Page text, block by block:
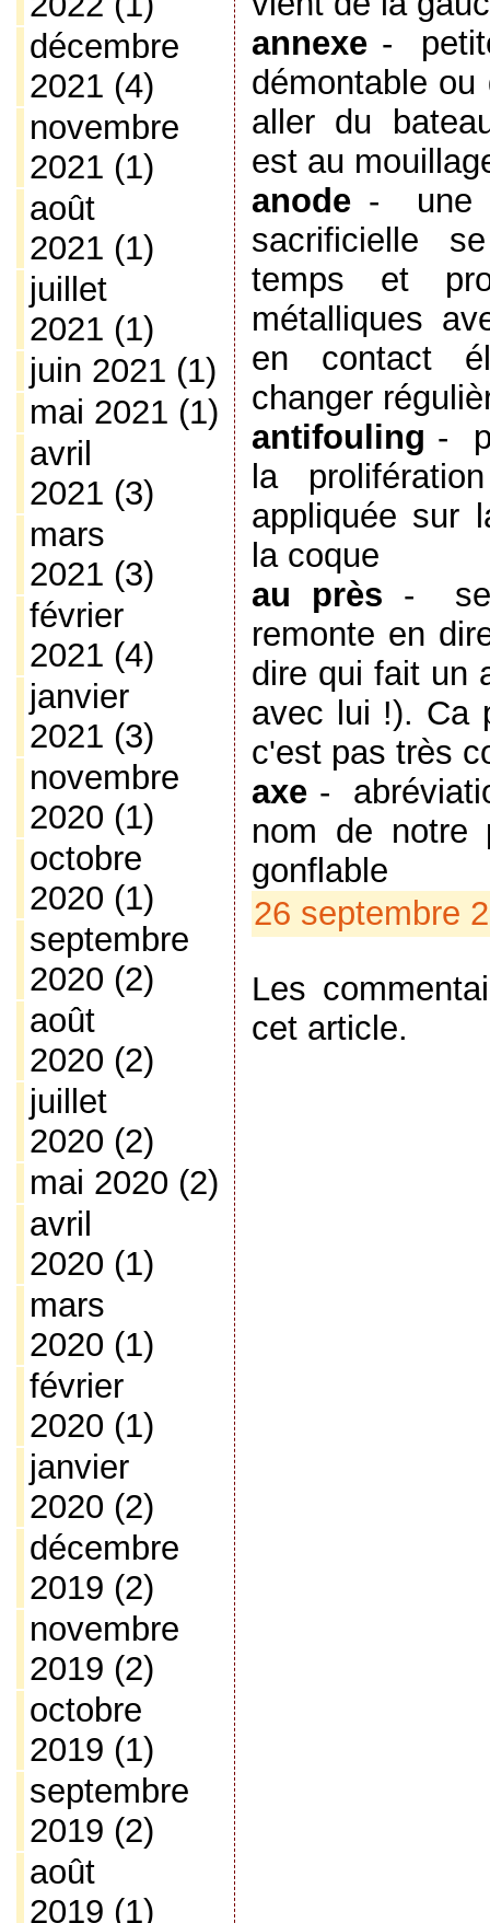
décembre
2021 (4)
novembre
2021 (1)
août
2021 (1)
juillet
2021 (1)
juin 2021 (1)
mai 2021 (1)
avril
2021 (3)
mars
2021 (3)
février
2021 (4)
janvier
2021 (3)
novembre
2020 (1)
octobre
2020 (1)
septembre
2020 (2)
août
2020 (2)
juillet
2020 (2)
mai 2020 (2)
avril
2020 (1)
mars
2020 (1)
février
2020 (1)
janvier
2020 (2)
décembre
2019 (2)
novembre
2019 (2)
octobre
2019 (1)
septembre
2019 (2)
août
2019 (1)
annexe-
démontable
aller du
est au
anode- une
sacrificielle
temps et
métalliques
en contact
changer
antifouling -
la
appliquée sur
la coque
au près -
remonte en
dire qui fait un
avec lui !). Ca
c'est pas très
axe-
nom de notre
gonflable
26 septembre
Les
cet article.